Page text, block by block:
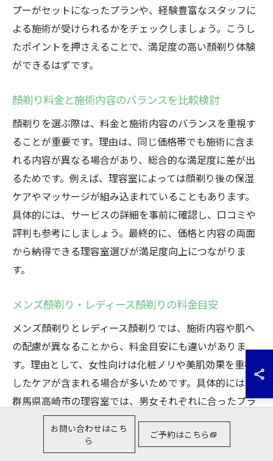
プーがセットになったプランや、経験豊富なスタッフに
よる施術が受けられるかをチェックしましょう。こうし
たポイントを押さえることで、満足度の高い顏剃り体験
ができるはずです。
顏剃り料金と施術内容のバランスを比較検討
顏剃りを選ぶ際は、料金と施術内容のバランスを重視す
ることが重要です。理由は、同じ価格帯でも施術に含ま
れる内容が異なる場合があり、総合的な満足度に差が出
るためです。例えば、理容室によっては顔剃り後の保湿
ケアやマッサージが組み込まれていることもあります。
具体的には、サービスの詳細を事前に確認し、口コミや
評判も参考にしましょう。最終的に、価格と内容の両面
から納得できる理容室選びが満足度向上につながりま
す。
メンズ顏剃り・レディース顏剃りの料金目安
メンズ顏剃りとレディース顏剃りでは、施術内容や肌へ
の配慮が異なることから、料金目安にも違いがありま
す。理由として、女性向けは化粧ノリや美肌効果を重視
したケアが含まれる場合が多いためです。具体的には、
群馬県高崎市の理容室では、男女それぞれに合ったプラ
ンが用意されていることが一般的です。自分の目的や肌
質に合ったコースを選ぶことで、より満足度の高い顏剃
り体験が得られます。
お問い合わせはこち
ら
ご予約はこちら